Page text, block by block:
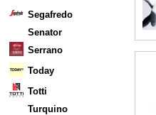
Segafredo
Senator
Serrano
Today
Totti
Turquino